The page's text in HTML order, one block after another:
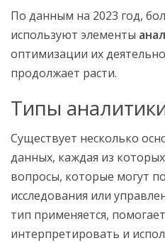
По данным на 2023 год,
используют элементы
оптимизации их
продолжает расти.
Типы
Существует несколько
данных, каждая из
вопросы, которые могут
исследования или
тип применяется,
интерпретировать и